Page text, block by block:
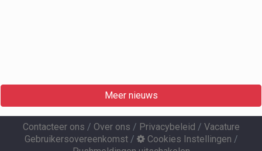
Meer nieuws
Contacteer ons / Over ons / Privacybeleid / Vacature
Gebruikersovereenkomst/ Cookies Instellingen /